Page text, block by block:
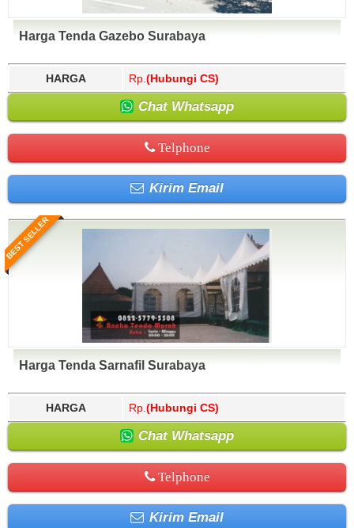
Harga Tenda Gazebo Surabaya
HARGA Rp. (Hubungi CS)
Chat Whatsapp
Telphone
Kirim Email
BEST SELLER
Harga Tenda Sarnafil Surabaya
HARGA Rp. (Hubungi CS)
Chat Whatsapp
Telphone
Kirim Email